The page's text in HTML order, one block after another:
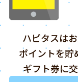
ハピタスは
ポイントを貯
ギフト券に